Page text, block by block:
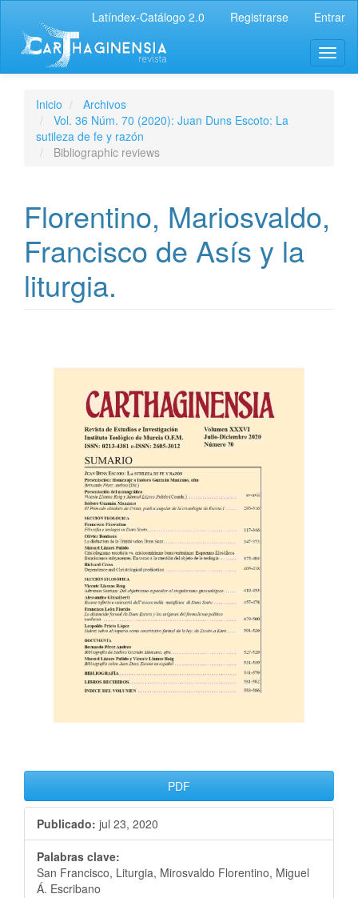
Latíndex-Catálogo 2.0 Registrarse Entrar
Inicio
Archivos
Vol. 36 Núm. 70 (2020): Juan Duns Escoto: La
sutileza de fe y razón
Bibliographic reviews
Florentino, Mariosvaldo,
Francisco de Asís y la
liturgia.
PDF
Publicado: jul 23, 2020
Palabras clave:
San Francisco, Liturgia, Mirosvaldo Florentino, Miguel
Á. Escribano